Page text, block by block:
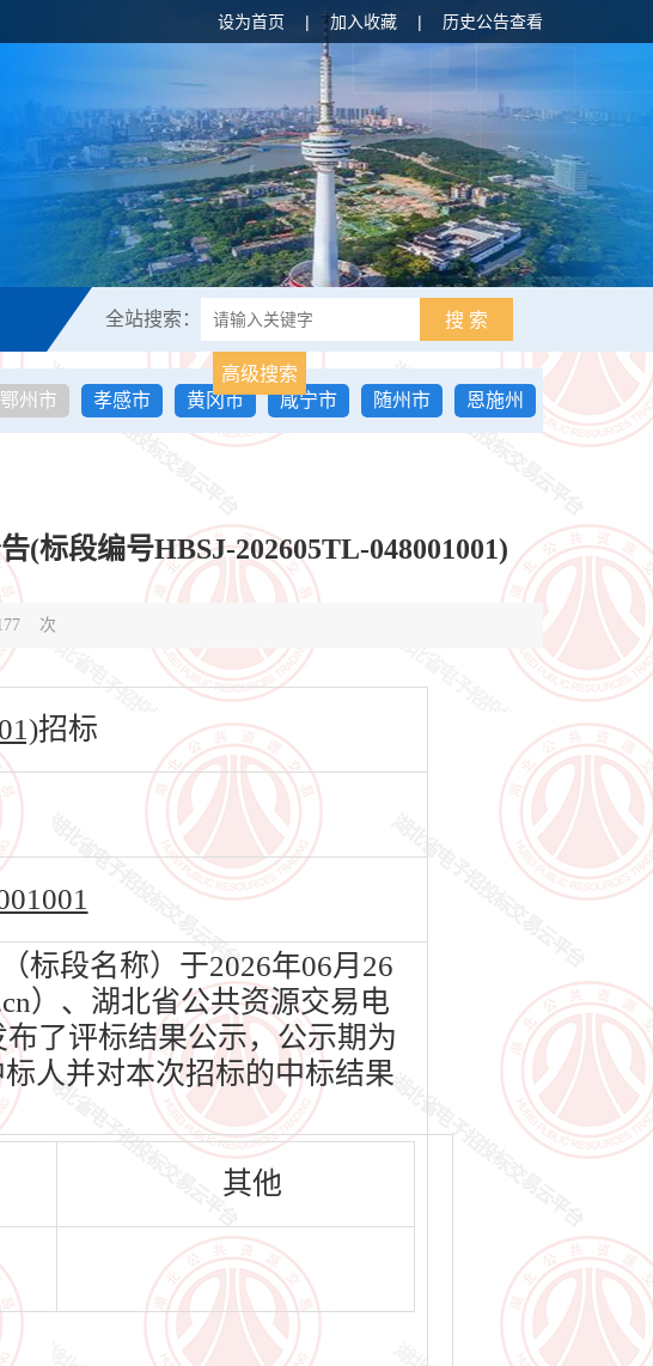
设为首页 | 加入收藏 | 历史公告查看
全站搜索： 搜 索
高级搜索
鄂州市 孝感市 黄冈市 咸宁市 随州市
恩施州
(标段编号HBSJ-202605TL-048001001)
次
招标
标段名称）于2026年06月26
）、湖北省公共资源交易电
了评标结果公示，公示期为
人并对本次招标的中标结果
其他